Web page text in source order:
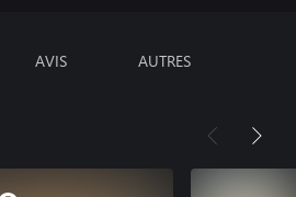
AVIS AUTRES